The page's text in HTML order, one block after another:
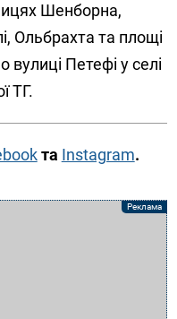
Шенборна,
Ольбрахта та площі
Петефі у селі
ТГ.
та Instagram.